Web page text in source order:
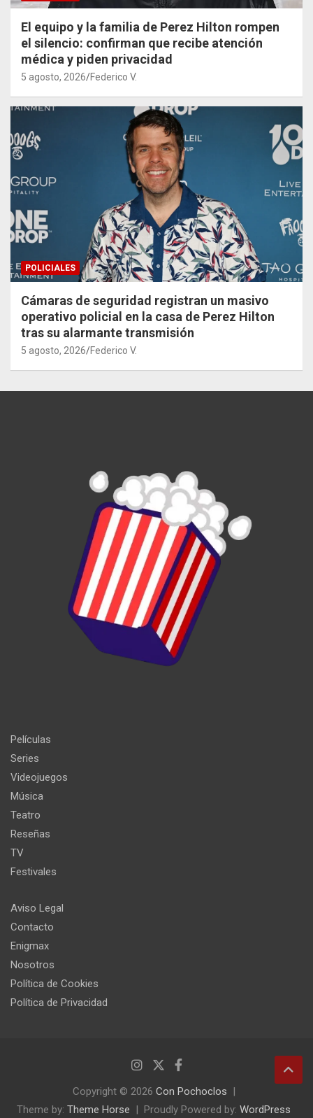
El equipo y la familia de Perez Hilton rompen
el silencio: confirman que recibe atención
médica y piden privacidad
5 agosto, 2026 Federico V.
POLICIALES
Cámaras de seguridad registran un masivo
operativo policial en la casa de Perez Hilton
tras su alarmante transmisión
5 agosto, 2026 Federico V.
Películas
Series
Videojuegos
Música
Teatro
Reseñas
TV
Festivales
Aviso Legal
Contacto
Enigmax
Nosotros
Política de Cookies
Política de Privacidad
Copyright © 2026 Con Pochoclos
Theme by: Theme Horse Proudly Powered by: WordPress